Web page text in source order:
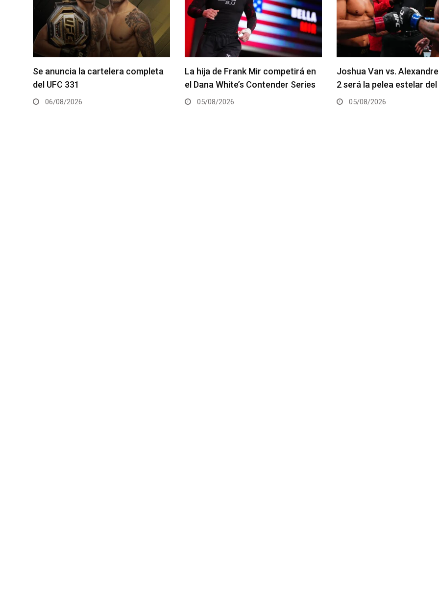
La hija de Frank Mir competirá en
el Dana White’s Contender Series
05/08/2026
Joshua Van vs. Alexandre Pantoja
2 será la pelea estelar del UFC 331
05/08/2026
Arman Tsarukyan
coestelar del UFC 331
05/08/2026